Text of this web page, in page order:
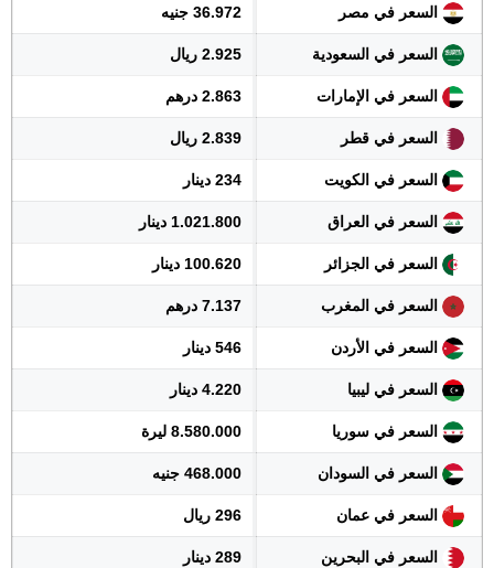
السعر في مصر 36.972 جنيه
السعر في السعودية 2.925 ريال
السعر في الإمارات 2.863 درهم
السعر في قطر 2.839 ريال
السعر في الكويت 234 دينار
السعر في العراق 1.021.800 دينار
السعر في الجزائر 100.620 دينار
السعر في المغرب 7.137 درهم
السعر في الأردن 546 دينار
السعر في ليبيا 4.220 دينار
السعر في سوريا 8.580.000 ليرة
السعر في السودان 468.000 جنيه
السعر في عمان 296 ريال
السعر في البحرين 289 دينار